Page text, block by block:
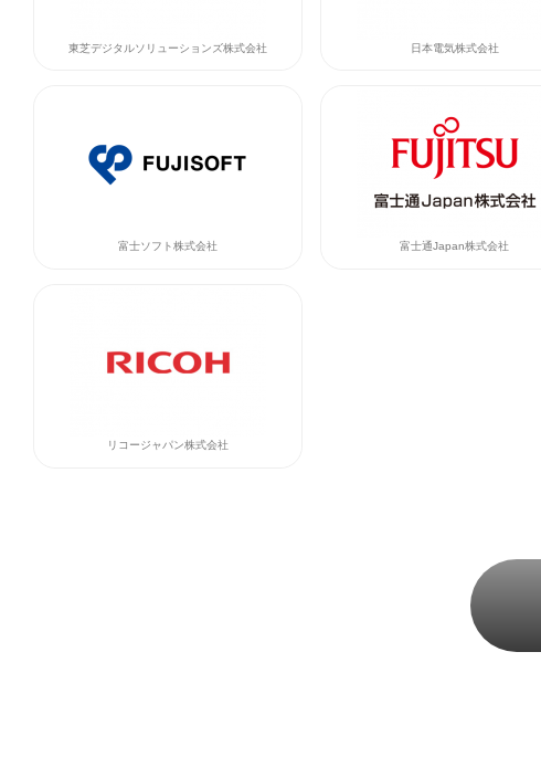
東芝デジタルソリューションズ株式会社 日本電気株式会社
富士ソフト株式会社 富士通Japan株式会社
リコージャパン株式会社